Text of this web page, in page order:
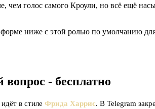
голос самого Кроули, но всё ещё
ниже с этой ролью по умолчанию
- бесплатно
в стиле Фрида Харрис. В Telegram